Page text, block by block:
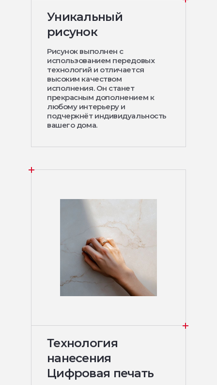
Уникальный
рисунок
Рисунок выполнен с
использованием передовых
технологий и отличается
высоким качеством
исполнения. Он станет
прекрасным дополнением к
любому интерьеру и
подчеркнёт индивидуальность
вашего дома.
Технология
нанесения
Цифровая печать